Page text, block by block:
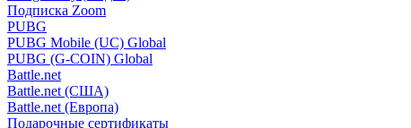
Подписка Zoom
PUBG
PUBG Mobile (UC) Global
PUBG (G-COIN) Global
Battle.net
Battle.net (США)
Battle.net (Европа)
Подарочные сертификаты